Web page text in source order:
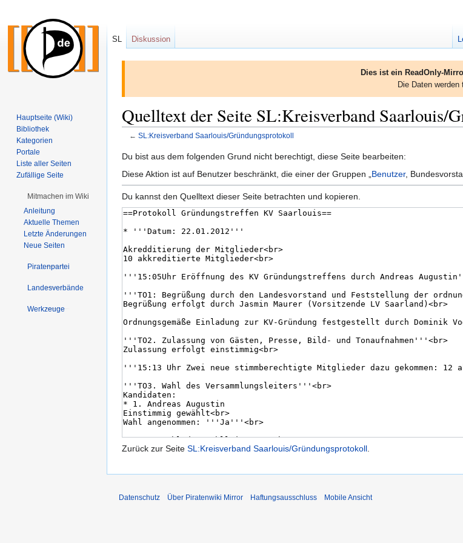
Dies ist ein ReadOnly-
Die Daten
Quelltext der Seite SL:Kreisverband Saarlouis/
← SL:Kreisverband Saarlouis/Gründungsprotokoll
Zur
Navigation
Zur
Suche
Du bist aus dem folgenden Grund nicht berechtigt, diese Seite bearbeiten:
Diese Aktion ist auf Benutzer beschränkt, die einer der Gruppen „ Benutzer,
Du kannst den Quelltext dieser Seite betrachten und kopieren.
Zurück zur Seite SL:Kreisverband Saarlouis/Gründungsprotokoll
SL Diskussion
Hauptseite (Wiki)
Bibliothek
Kategorien
Portale
Liste aller Seiten
Zufällige Seite
Mitmachen im Wiki
Anleitung
Aktuelle Themen
Letzte Änderungen
Neue Seiten
Piratenpartei
Landesverbände
Werkzeuge
Datenschutz Über Piratenwiki Mirror Haftungsausschluss Mobile Ansicht